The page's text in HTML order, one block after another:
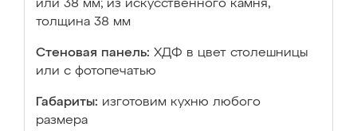
или 38 мм; из искусственного камня,
толщина 38 мм
Стеновая панель: ХДФ в цвет столешницы
или с фотопечатью
Габариты: изготовим кухню любого
размера